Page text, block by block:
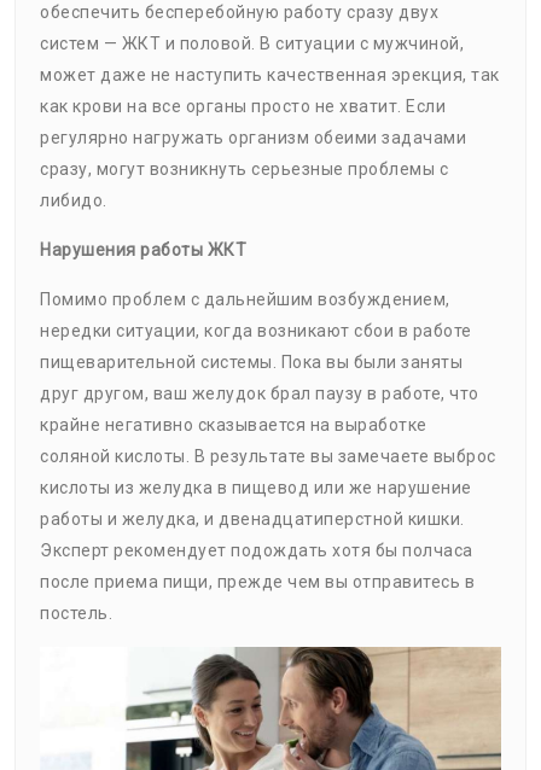
обеспечить бесперебойную работу сразу двух
систем — ЖКТ и половой. В ситуации с мужчиной,
может даже не наступить качественная эрекция, так
как крови на все органы просто не хватит. Если
регулярно нагружать организм обеими задачами
сразу, могут возникнуть серьезные проблемы с
либидо.
Нарушения работы ЖКТ
Помимо проблем с дальнейшим возбуждением,
нередки ситуации, когда возникают сбои в работе
пищеварительной системы. Пока вы были заняты
друг другом, ваш желудок брал паузу в работе, что
крайне негативно сказывается на выработке
соляной кислоты. В результате вы замечаете выброс
кислоты из желудка в пищевод или же нарушение
работы и желудка, и двенадцатиперстной кишки.
Эксперт рекомендует подождать хотя бы полчаса
после приема пищи, прежде чем вы отправитесь в
постель.